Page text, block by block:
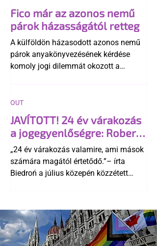
Fico már az azonos nemű
párok házasságától retteg
A külföldön házasodott azonos nemű
párok anyakönyvezésének kérdése
komoly jogi dilemmát okozott a
egyértelműen tiltja a házasságuk
elismerését. Közben az ellenzéken belül
is vita robbant ki arról, hogy vissza
kellene-e vonni a kormány konzervatív
alkotmánymódosítását
JAVÍTOTT! 24 év várakozás
a jogegyenlőségre: Robert
Biedroń megindító üzenete
a lengyel bejegyzett
élettársi kapcsolatokért
„24 év várakozás valamire, ami mások
számára magától értetődő.”– írta
Biedroń a július közepén közzétett
OUT